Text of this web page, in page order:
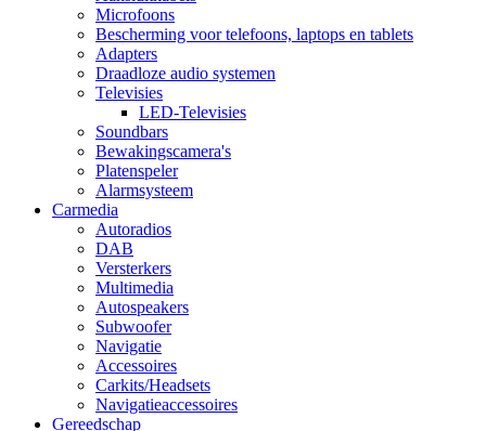
Microfoons
Bescherming voor telefoons, laptops en tablets
Adapters
Draadloze audio systemen
Televisies
LED-Televisies
Soundbars
Bewakingscamera's
Platenspeler
Alarmsysteem
Carmedia
Autoradios
DAB
Versterkers
Multimedia
Autospeakers
Subwoofer
Navigatie
Accessoires
Carkits/Headsets
Navigatieaccessoires
Gereedschap